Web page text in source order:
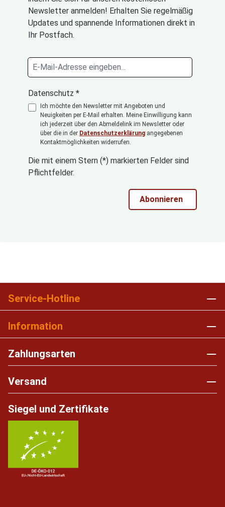
Newsletter anmelden! Erhalten Sie regelmäßig
Updates und spannende Informationen direkt in
Ihr Postfach.
Datenschutz *
Ich möchte den Newsletter mit Angeboten und
Neuigkeiten per E-Mail erhalten. Meine Einwilligung kann
ich jederzeit über den Abmeldelink im Newsletter oder
über die in der Datenschutzerklärung angegebenen
Kontaktmöglichkeiten widerrufen.
Die mit einem Stern (*) markierten Felder sind
Pflichtfelder.
Abonnieren
Service-Hotline
Information
Zahlungsarten
Versand
Siegel und Zertifikate